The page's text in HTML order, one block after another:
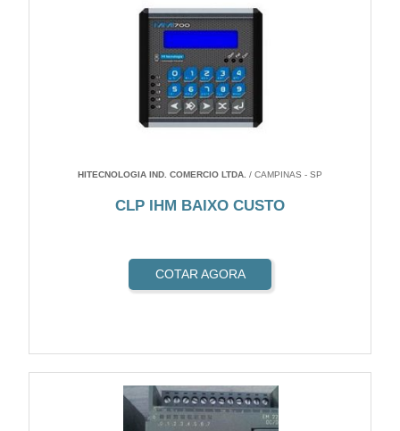
HITECNOLOGIA IND. COMERCIO LTDA. / CAMPINAS - SP
CLP IHM BAIXO CUSTO
COTAR AGORA